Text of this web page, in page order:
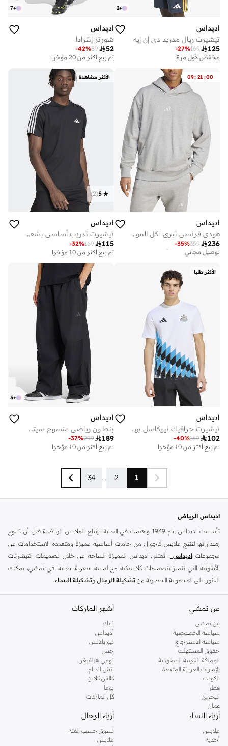
+
2
اديداس
تيشيرت ريال مدريد دي إن إيه
125
169
-27%
مخفض لأول مرة
+
7
اديداس
شورتز إنترادا
52
89
-42%
تم بيع أكثر من 20 مؤخرا
09: 21 :00
اديداس
هودي فرنسي تيري لكل المواسم
236
359
-35%
أفضل سعر لهذا العام
توصيل مجاني
توصيل مجاني
الأكثر مشاهدة
5
(
2
)
اديداس
تيشيرت تدريب أساسي بشعار الـ 3 خطوط
115
169
-32%
تم بيع أكثر من 10 مؤخرا
الأكثر طلبا
اديداس
تيشيرت جرافيك نيوكاسل يونايتد إف سي
102
169
-40%
تم بيع أكثر من 10 مؤخرا
+
3
اديداس
بنطلون رياضي منسوج سيتي تك
189
299
-37%
تم بيع أكثر من 10 مؤخرا
1
2
...
34
اديداس الرياض
تأسست اديداس عام 1949 واهتمت في البداية بإنتاج الملابس الرياضية قبل أن تتنوع
إصداراتها لتنتج ملابس كاجوال من خامات أساسية مميزة ومتعددة الاستخدامات من
مجموعات اديداس
. تعتلي اديداس المميزة الساحة من خلال تصميمات التيشرتات
الأيقونية التي تتميز بتصميمات كلاسيكية مع لمسة عصرية جذابة. في نمشي، يمكنك
العثور على المجموعة الحصرية من تشكيلة الرجال وتشكيلة النساء.
من خلال دمج الموضة واللياقة البدنية ، توفر أديداس ملابس رياضية يومية عملية أو
أحذية رياضية مثل
اديداس بريداتور . سواء كنت تقوم برياضة الجري
الصباحية ، أو جلسة تمارين مكثفة ، أو تصل إلى أحدث فصول التمارين الرياضية ، فهذه
العلامة التجارية الشهيرة تحتوي على مجموعة كاملة من الملابس والحقائب
والاكسسوارات المثالية عند بذل الجهد او خلال البرودة وكل شيء بينهما. ابحث عن
المظهر الكلاسيكي للأشرطة الثلاثية الذي لا يزال يمثل الموضة الأساسية منذ عقود خلت ،
أو جرب الأنماط العصرية التي تجعل من الجيمانزيوم ترتقي إلى مستوى جديد تمامًا.
صممت الاحذية الرياضية لهذه العلامة التجارية لتكون مريحًة عمادها الأداء ، لاحذية مريحة
وداعمة للجري والجيمانيزم والعديد من الأنشطة الأخرى. ، توجد العديد من الأحذية
الرياضية التي ترتقي بمظهرك خارج اوقات الدوام ، كما ان الشباشب والنعال تضيف راحة
قصوى. ارتديها مع ليقنقز او مع جينز و تي شيرت لموضة ما بعد الدوام بدون أي جهد.
عن نمشي
عن نمشي
سياسة الخصوصية
سياسة الاسترجاع
حقوق المستهلك
المملكة العربية السعودية
الإمارات العربية المتحدة
الكويت
قطر
البحرين
عمان
أشهر الماركات
نايك
أديداس
نيو بالانس
جس
تومي هيلفيغر
اتش اند ام
كالفن كلاين
بوما
كل الماركات
أزياء النساء
ملابس
أحذية
أزياء الرجال
تسوق حسب الفئة
ملابس